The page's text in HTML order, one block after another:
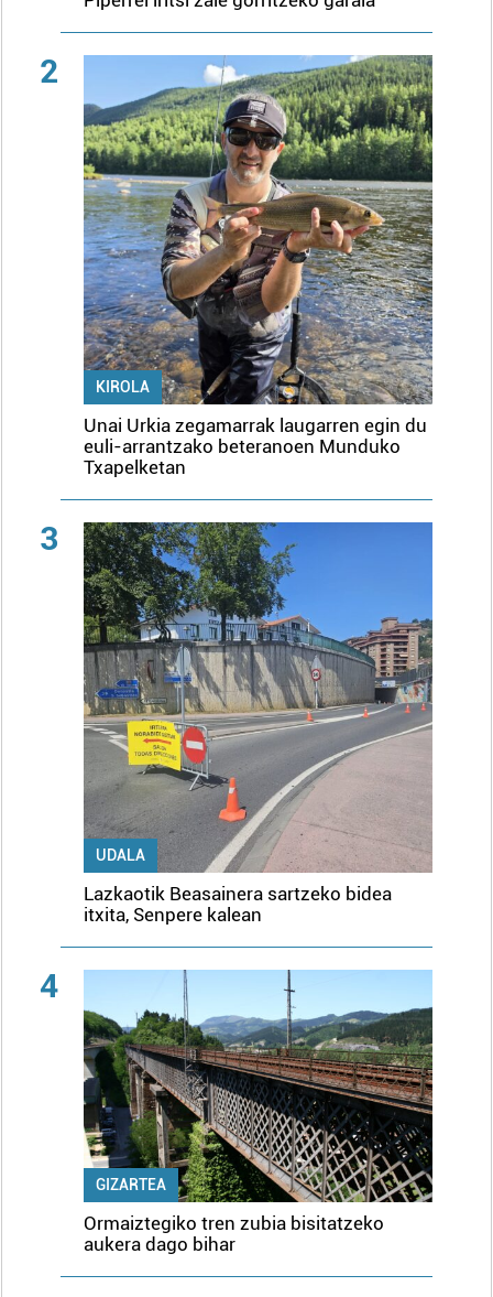
2
KIROLA
Unai Urkia zegamarrak laugarren egin du
euli-arrantzako beteranoen Munduko
Txapelketan
3
UDALA
Lazkaotik Beasainera sartzeko bidea
itxita, Senpere kalean
4
GIZARTEA
Ormaiztegiko tren zubia bisitatzeko
aukera dago bihar